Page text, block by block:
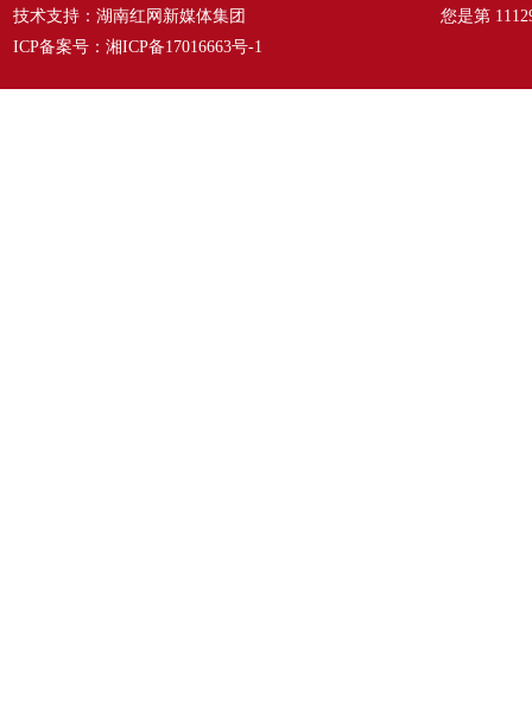
技术支持：湖南红网新媒体集团
ICP备案号： 湘ICP备17016663号-1
您是第